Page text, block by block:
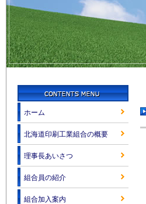
ホーム
北海道印刷工業組合の概要
理事長あいさつ
組合員の紹介
組合加入案内